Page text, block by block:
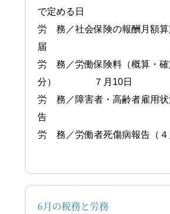
で定める日
労 務／社会保険の報酬月額算
届 ７
労 務／労働保険料（概算・確
分） ７月10日
労 務／障害者・高齢者雇用状
告 ７
労 務／労働者死傷病報告（
７月
6月の税務と労務